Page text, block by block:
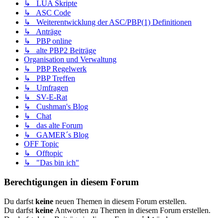
↳ LUA Skripte
↳ ASC Code
↳ Weiterentwicklung der ASC/PBP(1) Definitionen
↳ Anträge
↳ PBP online
↳ alte PBP2 Beiträge
Organisation und Verwaltung
↳ PBP Regelwerk
↳ PBP Treffen
↳ Umfragen
↳ SV-E-Rat
↳ Cushman's Blog
↳ Chat
↳ das alte Forum
↳ GAMER´s Blog
OFF Topic
↳ Offtopic
↳ "Das bin ich"
Berechtigungen in diesem Forum
Du darfst keine neuen Themen in diesem Forum erstellen.
Du darfst keine Antworten zu Themen in diesem Forum erstellen.